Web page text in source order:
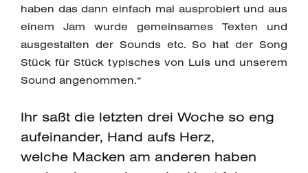
haben das dann einfach mal ausprobiert und aus
einem Jam wurde gemeinsames Texten und
ausgestalten der Sounds etc. So hat der Song
Stück für Stück typisches von Luis und unserem
Sound angenommen.“
Ihr saßt die letzten drei Woche so eng
aufeinander, Hand aufs Herz,
welche Macken am anderen haben